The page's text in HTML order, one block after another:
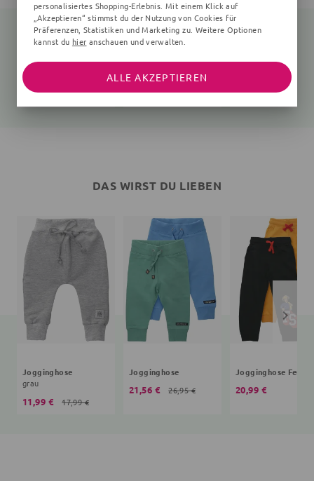
Strampler Eidechse
Gerippt
18,80 € 24,99 €
Hose Eidechse
Gerippt
20,99 €
Strampler Eidechse
24,99 €
DAS WIRST DU LIEBEN
Jogginghose
grau
11,99 € 17,99 €
Jogginghose
21,56 € 26,95 € 20,99 €
personalisiertes Shopping-Erlebnis. Mit einem Klick auf
„Akzeptieren“ stimmst du der Nutzung von Cookies für
Präferenzen, Statistiken und Marketing zu. Weitere Optionen
kannst du hier anschauen und verwalten.
ALLE AKZEPTIEREN